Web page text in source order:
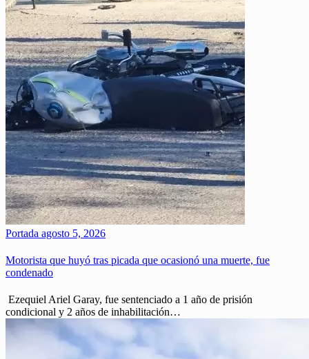
Portada agosto 5, 2026
Motorista que huyó tras picada que ocasionó una muerte, fue
condenado
Ezequiel Ariel Garay, fue sentenciado a 1 año de prisión
condicional y 2 años de inhabilitación…